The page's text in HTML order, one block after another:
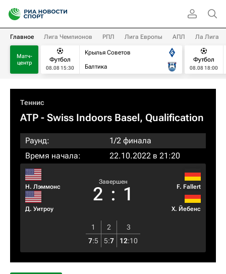
Главное Лига Чемпионов РПЛ Лига Европы АПЛ Ла Лига
Матч-
центр
Футбол
08.08 15:30
Крылья Советов
Балтика
Футбол
08.08 18:00
Теннис
ATP - Swiss Indoors Basel, Qualification
Раунд:
1/2 финала
Время начала:
22.10.2022 в 21:20
Н. Лэммонс
Д. Уитроу
Завершен
2 : 1 F. Fallert
Х. Йебенс
1 2
3
7:5 5:7 12:10